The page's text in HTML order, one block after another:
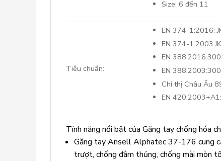
Size: 6 đến 11
Tiêu chuẩn:
EN 374-1:2016:
EN 374-
EN
EN
Chỉ thị Châu Âu
EN
Tính năng nổi bật của Găng tay chống hóa
Găng tay Ansell Alphatec 37-176 cung
trượt, chống đâm thủng, chống mài mòn